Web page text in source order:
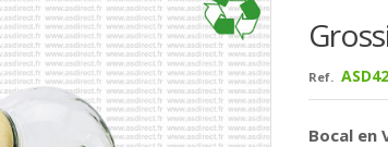
Ref.
Bocal en